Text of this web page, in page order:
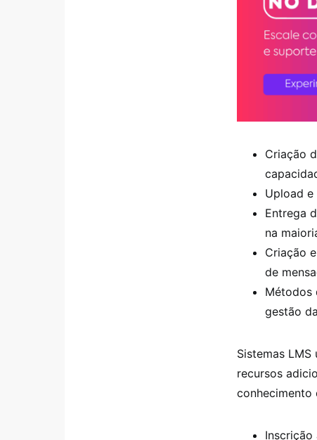
Criação
Upload
Entrega
na
Criação
de
Métodos
gestão
Sistemas
recursos
conhecimento